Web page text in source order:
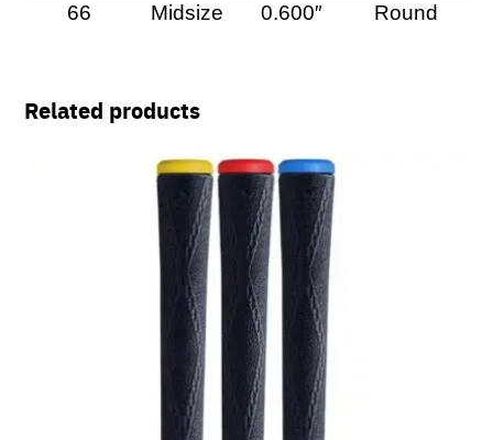
66
Midsize 0.600″ Round
Related products